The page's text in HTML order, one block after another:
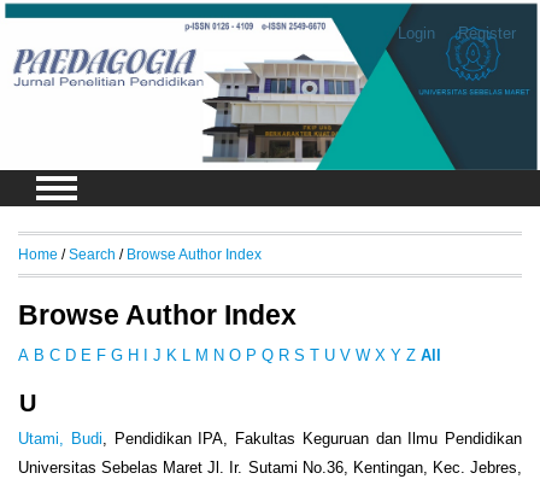
Login Register
Home /Search / Browse Author Index
Browse Author Index
A B C D E F G H J K M N O P Q R S T U V W X Y Z All
U
Utami, Budi, Pendidikan IPA, Fakultas Keguruan dan Ilmu Pendidikan
Universitas Sebelas Maret Jl. Ir. Sutami No.36, Kentingan, Kec. Jebres,